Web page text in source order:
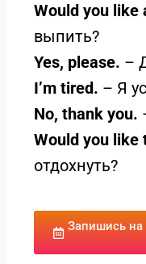
Would you like
выпить?
Yes, please. –
I’m tired. – Я
No, thank you.
Would you like
отдохнуть?
Запишись на